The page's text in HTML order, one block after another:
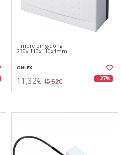
Timbre ding-dong
230v.110x110x4mm.
ONLEX
11,32€ 15,52€ - 27%